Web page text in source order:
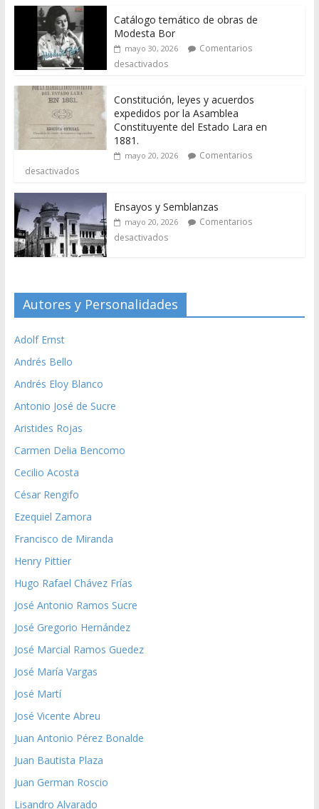
Catálogo temático de obras de
Modesta Bor
mayo 30, 2026
Comentarios
desactivados
Constitución, leyes y acuerdos
expedidos por la Asamblea
Constituyente del Estado Lara en
1881.
mayo 20, 2026
Comentarios
desactivados
Ensayos y Semblanzas
mayo 20, 2026
Comentarios
desactivados
Autores y Personalidades
Adolf Ernst
Andrés Bello
Andrés Eloy Blanco
Antonio José de Sucre
Aristides Rojas
Carmen Delia Bencomo
Cecilio Acosta
César Rengifo
Ezequiel Zamora
Francisco de Miranda
Henry Pittier
Hugo Rafael Chávez Frías
José Antonio Ramos Sucre
José Gregorio Hernández
José Marcial Ramos Guedez
José María Vargas
José Martí
José Vicente Abreu
Juan Antonio Pérez Bonalde
Juan Bautista Plaza
Juan German Roscio
Lisandro Alvarado